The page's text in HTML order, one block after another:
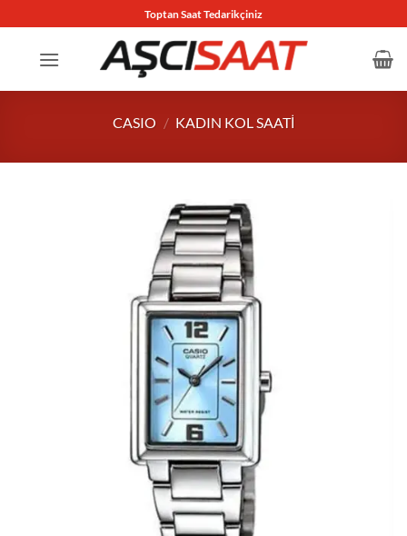
atla
Toptan Saat Tedarikçiniz
CASIO / KADIN KOL SAATI